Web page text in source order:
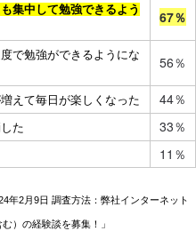
集中して勉強できるよう
67％
で勉強ができるようにな
56％
えて毎日が楽しくなった 44％
た 33％
11％
年2月9日 調査方法：弊社インターネット
）の経験談を募集！」